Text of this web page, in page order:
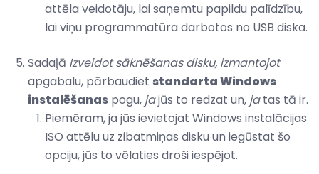
attēla veidotāju, lai saņemtu papildu palīdzību,
lai viņu programmatūra darbotos no USB diska.
Sadaļā Izveidot sāknēšanas disku, izmantojot
apgabalu, pārbaudiet standarta Windows
instalēšanas pogu, jajūs to redzat un, jatas tā ir.
Piemēram, ja jūs ievietojat Windows instalācijas
ISO attēlu uz zibatmiņas disku un iegūstat šo
opciju, jūs to vēlaties droši iespējot.